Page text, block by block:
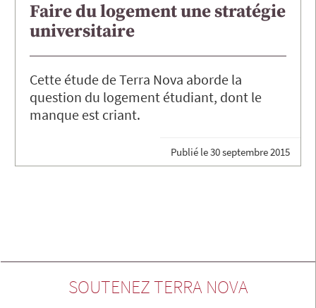
Faire du logement une stratégie
universitaire
Cette étude de Terra Nova aborde la
question du logement étudiant, dont le
manque est criant.
Publié le30 septembre 2015
SOUTENEZ TERRA NOVA